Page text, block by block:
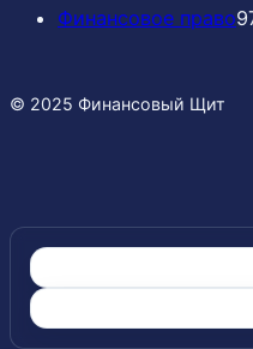
Финансовое право
© 2025 Финансовый Щит